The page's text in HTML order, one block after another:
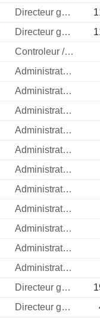
Directeur general
Directeur general
Controleur / auditeur
Administrateur
Administrateur
Administrateur
Administrateur
Administrateur
Administrateur
Administrateur
Administrateur
Administrateur
Administrateur
Administrateur
Directeur general
Directeur general